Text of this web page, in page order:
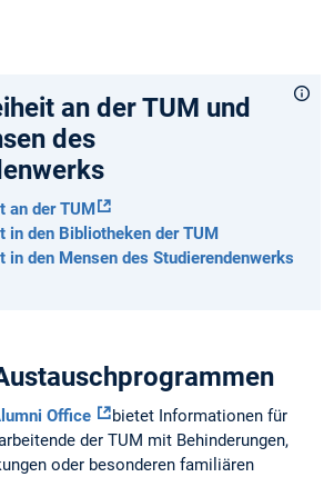
an der TUM und
des
an der TUM
in den Bibliotheken der TUM
in den Mensen des Studierendenwerks
Office
bietet Informationen für
der TUM mit Behinderungen,
oder besonderen familiären